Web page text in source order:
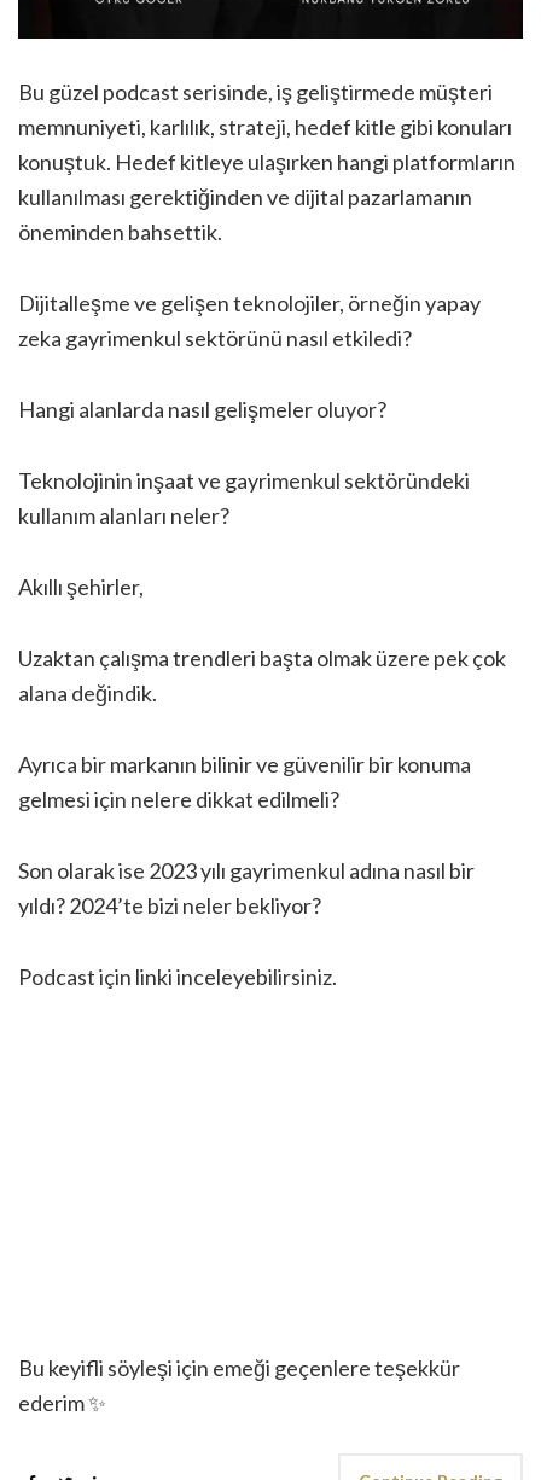
Bu güzel podcast serisinde, iş geliştirmede müşteri
memnuniyeti, karlılık, strateji, hedef kitle gibi konuları
konuştuk. Hedef kitleye ulaşırken hangi platformların
kullanılması gerektiğinden ve dijital pazarlamanın
öneminden bahsettik.
Dijitalleşme ve gelişen teknolojiler, örneğin yapay
zeka gayrimenkul sektörünü nasıl etkiledi?
Hangi alanlarda nasıl gelişmeler oluyor?
Teknolojinin inşaat ve gayrimenkul sektöründeki
kullanım alanları neler?
Akıllı şehirler,
Uzaktan çalışma trendleri başta olmak üzere pek çok
alana değindik.
Ayrıca bir markanın bilinir ve güvenilir bir konuma
gelmesi için nelere dikkat edilmeli?
Son olarak ise 2023 yılı gayrimenkul adına nasıl bir
yıldı? 2024’te bizi neler bekliyor?
Podcast için linki inceleyebilirsiniz.
Bu keyifli söyleşi için emeği geçenlere teşekkür
ederim ✨